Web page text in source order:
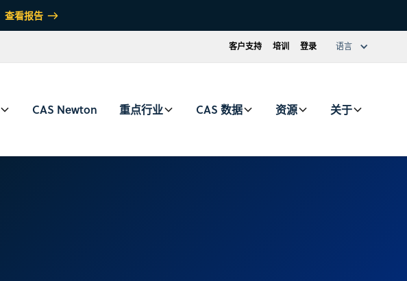
查看报告
客户支持 培训 登录 语言
CAS Newton 重点行业 CAS 数据 资源 关于